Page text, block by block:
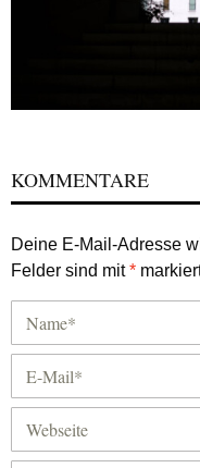
KOMMENTARE
Deine E-Mail-Adresse
Felder sind mit*